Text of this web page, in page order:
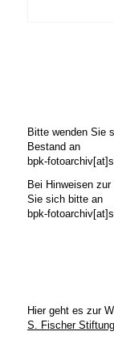
Bitte wenden Sie
Bestand an
bpk-
Bei Hinweisen
Sie sich bitte an
bpk-
Hier geht es zur
S. Fischer Stiftung